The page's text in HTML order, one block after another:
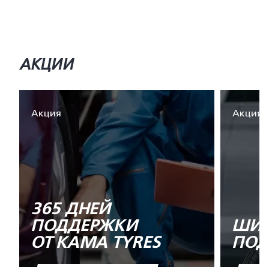
АКЦИИ
Акция
365 ДНЕЙ
ПОДДЕРЖКИ
ОТ KAMA TYRES
Акция